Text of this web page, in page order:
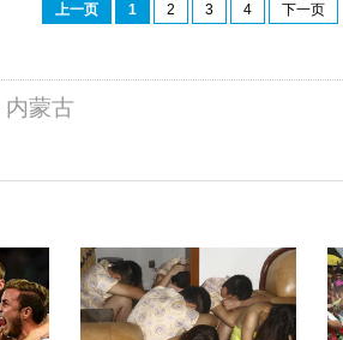
上一页 1 2 3 4 下一页
内蒙古